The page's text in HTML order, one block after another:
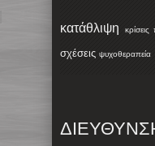
κατάθλιψη κρίσεις
σχέσεις ψυχοθεραπεία